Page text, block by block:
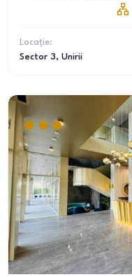
Locație:
Sector 3, Unirii